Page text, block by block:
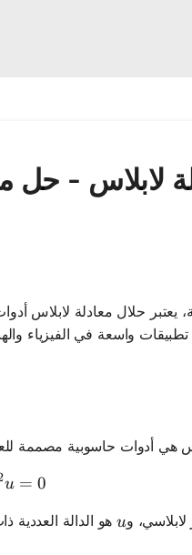
يعتبر حلال معادلة لابلاس
تطبيقات واسعة في الفيزياء
\nabla^2 u = 0
u = 0
لابلاسي، وu
uهو الدالة العددية